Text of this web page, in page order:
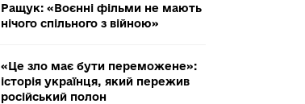
Ращук: «Воєнні фільми не мають
нічого спільного з війною»
«Це зло має бути переможене»:
історія українця, який пережив
російський полон